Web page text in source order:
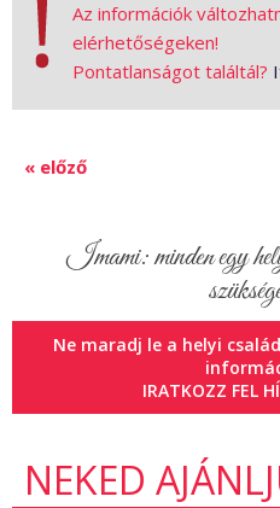
Az információk
elérhetőségeken!
Pontatlanságot találtál?
« előző
Imami: minden egy
Ne maradj le a helyi
IRATKOZZ FEL
NEKED